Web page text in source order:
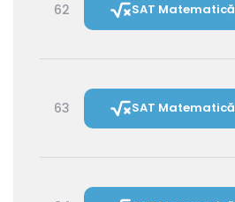
62 SAT Matematică
63 SAT Matematică